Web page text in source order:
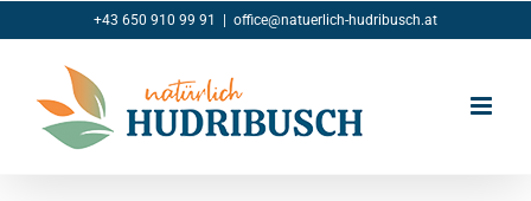
+43 650 910 99 91 office@natuerlich-hudribusch.at